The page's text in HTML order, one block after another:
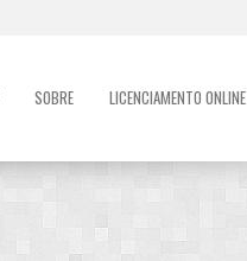
SOBRE LICENCIAMENTO ONLINE